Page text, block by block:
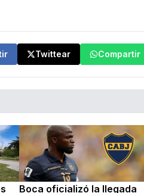
Twittear Compartir
Boca oficializó la llegada